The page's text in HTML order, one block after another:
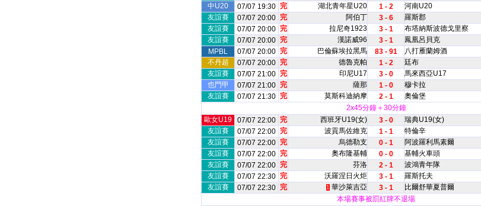
中U20
07/07 19:30 完 湖北青年星U20 1 - 2 河南U20
友誼賽
07/07 20:00 完 阿伯丁 3 - 6 羅斯郡
友誼賽
07/07 20:00 完 拉尼奇1923 3 - 1 布塔納斯波德戈里察
友誼賽
07/07 20:00 完 漢諾威96 3 - 1 鳳凰呂貝克
MPBL
07/07 20:00 完 巴倫蘇埃拉黑馬 83 - 91 八打雁蘭姆酒
不丹超
07/07 20:00 完 德魯克帕 1 - 2 廷布
友誼賽
07/07 21:00 完 印尼U17 3 - 0 馬來西亞U17
也門甲
07/07 21:00 完 薩那 1 - 0 穆卡拉
友誼賽
07/07 21:30 完 莫斯科迪納摩 2 - 1 奧倫堡
2x45分鐘＋30分鐘
歐女U19
07/07 22:00 完 西班牙U19(女) 3 - 0 瑞典U19(女)
友誼賽
07/07 22:00 完 波貢馬佐維克 1 - 1 特倫辛
友誼賽
07/07 22:00 完 烏德勒支 0 - 1 阿波羅利馬素爾
友誼賽
07/07 22:00 完 奧布隆基輔 0 - 0 基輔火車頭
友誼賽
07/07 22:00 完 芬洛 2 - 1 波鴻青年隊
友誼賽
07/07 22:30 完 沃羅涅日火炬 3 - 1 羅斯托夫
友誼賽
07/07 22:30 完 1 華沙萊吉亞 3 - 1 比爾舒華夏普爾
本場賽事被罰紅牌不退場